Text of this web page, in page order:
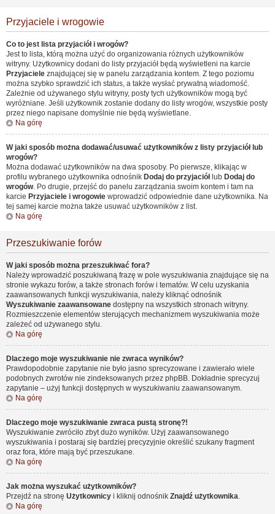
Przyjaciele i wrogowie
Co to jest lista przyjaciół i wrogów?
Jest to lista, którą można użyć do organizowania różnych użytkowników
witryny. Użytkownicy dodani do listy przyjaciół będą wyświetleni na karcie
Przyjaciele znajdującej się w panelu zarządzania kontem. Z tego poziomu
można szybko sprawdzić ich status, a także wysłać prywatną wiadomość.
Zależnie od używanego stylu witryny, posty tych użytkowników mogą być
wyróżniane. Jeśli użytkownik zostanie dodany do listy wrogów, wszystkie posty
przez niego napisane domyślnie nie będą wyświetlane.
Na górę
W jaki sposób można dodawać/usuwać użytkowników z listy przyjaciół lub
wrogów?
Można dodawać użytkowników na dwa sposoby. Po pierwsze, klikając w
profilu wybranego użytkownika odnośnik Dodaj do przyjaciółlub Dodaj do
wrogów. Po drugie, przejść do panelu zarządzania swoim kontem i tam na
karcie Przyjaciele i wrogowie wprowadzić odpowiednie dane użytkownika. Na
tej samej karcie można także usuwać użytkowników z list.
Na górę
Przeszukiwanie forów
W jaki sposób można przeszukiwać fora?
Należy wprowadzić poszukiwaną frazę w pole wyszukiwania znajdujące się na
stronie wykazu forów, a także stronach forów i tematów. W celu uzyskania
zaawansowanych funkcji wyszukiwania, należy kliknąć odnośnik
Wyszukiwanie zaawansowane dostępny na wszystkich stronach witryny.
Rozmieszczenie elementów sterujących mechanizmem wyszukiwania może
zależeć od używanego stylu.
Na górę
Dlaczego moje wyszukiwanie nie zwraca wyników?
Prawdopodobnie zapytanie nie było jasno sprecyzowane i zawierało wiele
podobnych zwrotów nie zindeksowanych przez phpBB. Dokładnie sprecyzuj
zapytanie – użyj funkcji dostępnych w wyszukiwaniu zaawansowanym.
Na górę
Dlaczego moje wyszukiwanie zwraca pustą stronę?!
Wyszukiwanie zwróciło zbyt dużo wyników. Użyj zaawansowanego
wyszukiwania i postaraj się bardziej precyzyjnie określić szukany fragment
oraz fora, które mają być przeszukane.
Na górę
Jak można wyszukać użytkowników?
Przejdź na stronę Użytkownicy i kliknij odnośnik Znajdź użytkownika.
Na górę